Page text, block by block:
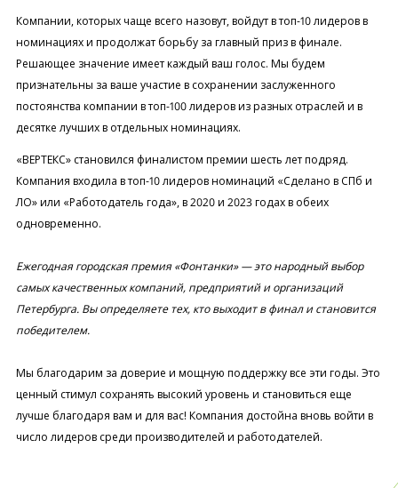
Компании, которых чаще всего назовут, войдут в топ-10 лидеров в
номинациях и продолжат борьбу за главный приз в финале.
Решающее значение имеет каждый ваш голос. Мы будем
признательны за ваше участие в сохранении заслуженного
постоянства компании в топ-100 лидеров из разных отраслей и в
десятке лучших в отдельных номинациях.
«ВЕРТЕКС» становился финалистом премии шесть лет подряд.
Компания входила в топ-10 лидеров номинаций «Сделано в СПб и
ЛО» или «Работодатель года», в 2020 и 2023 годах в обеих
одновременно.
Ежегодная городская премия «Фонтанки» — это народный выбор
самых качественных компаний, предприятий и организаций
Петербурга. Вы определяете тех, кто выходит в финал и становится
победителем.
Мы благодарим за доверие и мощную поддержку все эти годы. Это
ценный стимул сохранять высокий уровень и становиться еще
лучше благодаря вам и для вас! Компания достойна вновь войти в
число лидеров среди производителей и работодателей.